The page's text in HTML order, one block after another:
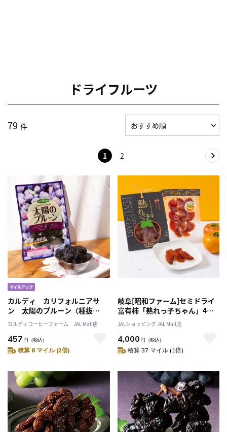
ドライフルーツ
79 件
1 2
カルディ カリフォルニアサ
ン 太陽のプルーン（種抜
き） 160g
カルディコーヒーファーム JAL Mall店
457 円 （税込）
積算 8 マイル (2倍)
岐阜[昭和ファーム]セミドライ
富有柿「熟れっ子ちゃん」4パ
ック
JALショッピング JAL Mall店
4,000 円 （税込）
積算 37 マイル (1倍)